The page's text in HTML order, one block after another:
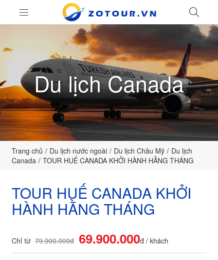
ZoTour
Du lịch Canada
Trang chủ Du lịch nước ngoài Du lịch Châu Mỹ
Du lịch
Canada
TOUR HUẾ CANADA KHỞI HÀNH HẰNG THÁNG
TOUR HUẾ CANADA KHỞI
HÀNH HẰNG THÁNG
Chỉ từ 79.900.000đ 69.900.000đ / khách